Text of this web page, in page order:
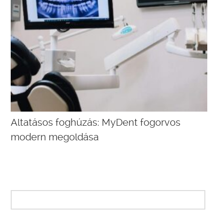
Altatásos foghúzás: MyDent fogorvos
modern megoldása